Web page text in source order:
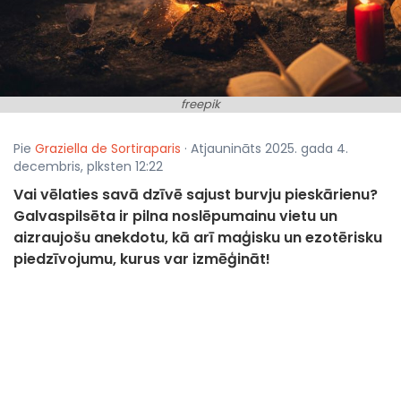
freepik
Pie Graziella de Sortiraparis · Atjaunināts 2025. gada 4.
decembris, plksten 12:22
Vai vēlaties savā dzīvē sajust burvju pieskārienu?
Galvaspilsēta ir pilna noslēpumainu vietu un
aizraujošu anekdotu, kā arī maģisku un ezotērisku
piedzīvojumu, kurus var izmēģināt!